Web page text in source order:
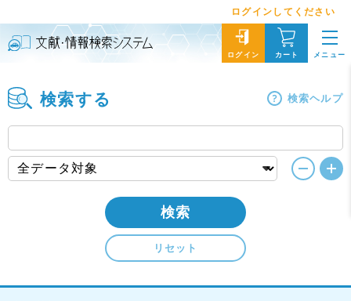
ログインしてください
ログイン カート メニュー
検索する 検索ヘルプ
検索
リセット